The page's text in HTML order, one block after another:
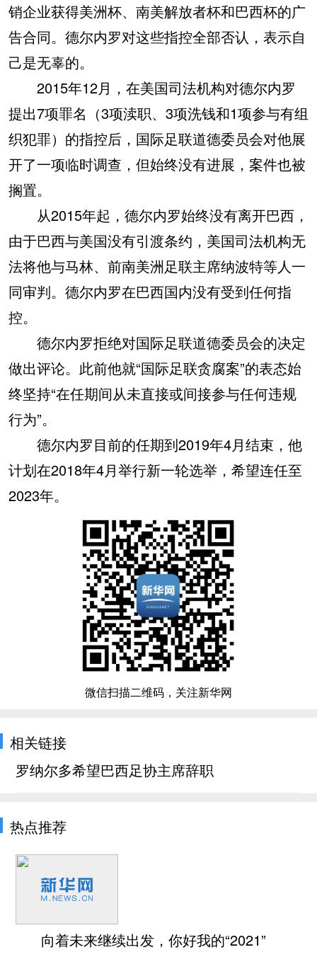
销企业获得美洲杯、南美解放者杯和巴西杯的广
告合同。德尔内罗对这些指控全部否认，表示自
己是无辜的。
2015年12月，在美国司法机构对德尔内罗
提出7项罪名（3项渎职、3项洗钱和1项参与有组
织犯罪）的指控后，国际足联道德委员会对他展
开了一项临时调查，但始终没有进展，案件也被
搁置。
从2015年起，德尔内罗始终没有离开巴西，
由于巴西与美国没有引渡条约，美国司法机构无
法将他与马林、前南美洲足联主席纳波特等人一
同审判。德尔内罗在巴西国内没有受到任何指
控。
德尔内罗拒绝对国际足联道德委员会的决定
做出评论。此前他就“国际足联贪腐案”的表态始
终坚持“在任期间从未直接或间接参与任何违规
行为”。
德尔内罗目前的任期到2019年4月结束，他
计划在2018年4月举行新一轮选举，希望连任至
2023年。
微信扫描二维码，关注新华网
相关链接
罗纳尔多希望巴西足协主席辞职
热点推荐
向着未来继续出发，你好我的“2021”